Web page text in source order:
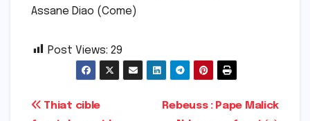
Assane Diao (Come)
Post Views: 29
Navigation
Rebeuss : Pape Malick
Thiat cible